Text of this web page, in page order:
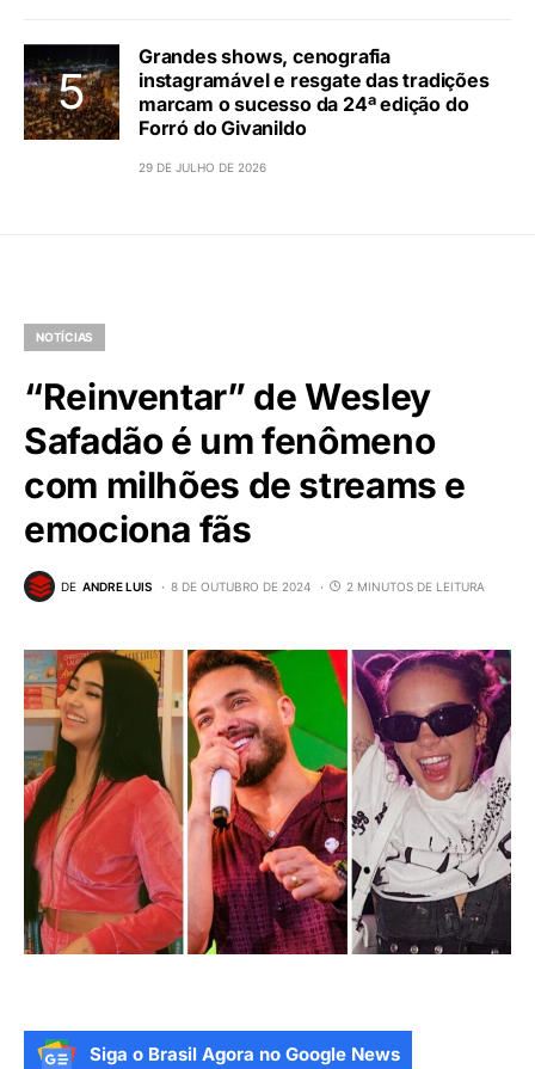
Grandes shows, cenografia
instagramável e resgate das tradições
marcam o sucesso da 24ª edição do
Forró do Givanildo
29 DE JULHO DE 2026
NOTÍCIAS
“Reinventar” de Wesley
Safadão é um fenômeno
com milhões de streams e
emociona fãs
DE ANDRE LUIS 8 DE OUTUBRO DE 2024 2 MINUTOS DE LEITURA
Siga o Brasil Agora no Google News